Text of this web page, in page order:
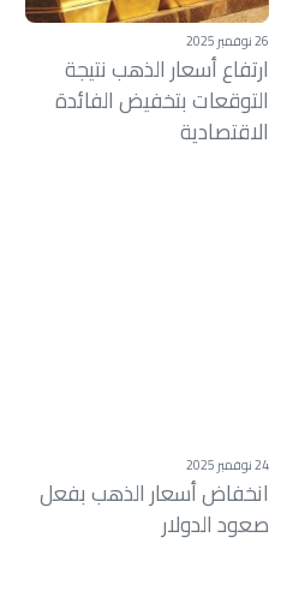
26 نوفمبر 2025
ارتفاع أسعار الذهب نتيجة
التوقعات بتخفيض الفائدة
الاقتصادية
24 نوفمبر 2025
انخفاض أسعار الذهب بفعل
صعود الدولار